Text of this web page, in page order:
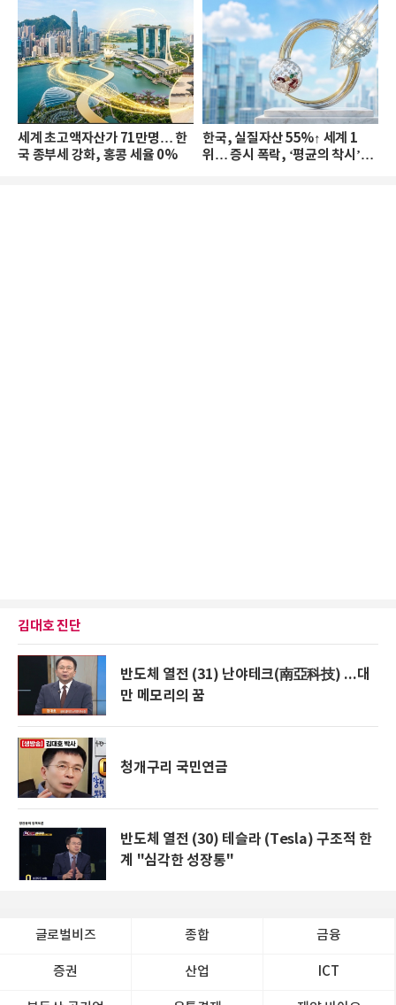
세계 초고액자산가 71만명… 한
국 종부세 강화, 홍콩 세율 0%
한국, 실질자산 55%↑ 세계 1
위… 증시 폭락, ‘평균의 착시’와
김대호 진단
반도체 열전 (31) 난야테크(南亞科技) ...대
만 메모리의 꿈
청개구리 국민연금
반도체 열전 (30) 테슬라 (Tesla) 구조적 한
계 "심각한 성장통"
글로벌비즈 종합 금융
증권 산업 ICT